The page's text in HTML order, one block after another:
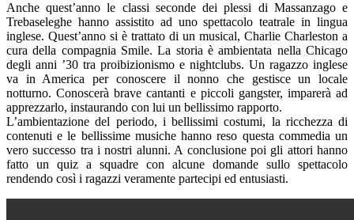
Anche quest’anno le classi seconde dei plessi di Massanzago e
Trebaseleghe hanno assistito ad uno spettacolo teatrale in lingua
inglese. Quest’anno si è trattato di un musical, Charlie Charleston a
cura della compagnia Smile. La storia è ambientata nella Chicago
degli anni ’30 tra proibizionismo e nightclubs. Un ragazzo inglese
va in America per conoscere il nonno che gestisce un locale
notturno. Conoscerà brave cantanti e piccoli gangster, imparerà ad
apprezzarlo, instaurando con lui un bellissimo rapporto.
L’ambientazione del periodo, i bellissimi costumi, la ricchezza di
contenuti e le bellissime musiche hanno reso questa commedia un
vero successo tra i nostri alunni. A conclusione poi gli attori hanno
fatto un quiz a squadre con alcune domande sullo spettacolo
rendendo così i ragazzi veramente partecipi ed entusiasti.